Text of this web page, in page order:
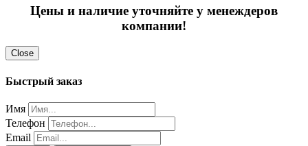
Цены и наличие уточняйте у менеждеров
компании!
Close
Быстрый заказ
Имя
Телефон
Email